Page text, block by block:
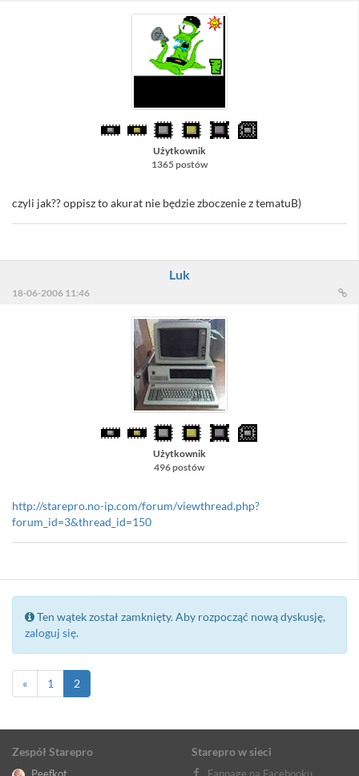
Użytkownik
1365 postów
czyli jak?? oppisz to akurat nie będzie zboczenie z tematuB)
Luk
18-06-2006 11:46
Użytkownik
496 postów
http://starepro.no-ip.com/forum/viewthread.php?
forum_id=3&thread_id=150
Ten wątek został zamknięty. Aby rozpocząć nową dyskusję,
zaloguj się.
« 1 2
Zespół Starepro Starepro w sieci